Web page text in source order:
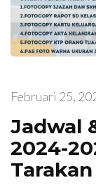
Februari 25,
Jadwal
2024-
Tarakan